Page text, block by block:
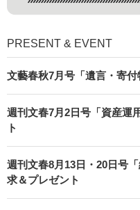
PRESENT & EVENT
文藝春秋7月号「遺言・寄
週刊文春7月2日号「資産運
ト
週刊文春8月13日・20日号
求＆プレゼント